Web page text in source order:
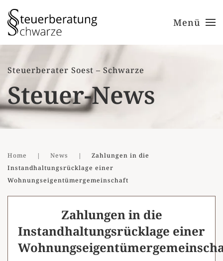
Zum Hauptinhalt springen Menü
Steuerberater Soest – Schwarze
Steuer-News
Home News
Zahlungen in die
Instandhaltungsrücklage einer
Wohnungseigentümergemeinschaft
Zahlungen in die
Instandhaltungsrücklage einer